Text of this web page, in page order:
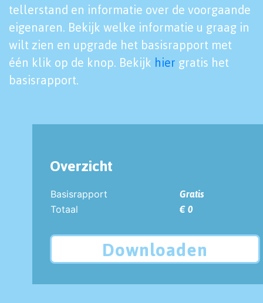
tellerstand en informatie over de voorgaande
eigenaren. Bekijk welke informatie u graag in
wilt zien en upgrade het basisrapport met
één klik op de knop. Bekijk hier gratis het
basisrapport.
Overzicht
Basisrapport
Gratis
Totaal
€ 0
Downloaden